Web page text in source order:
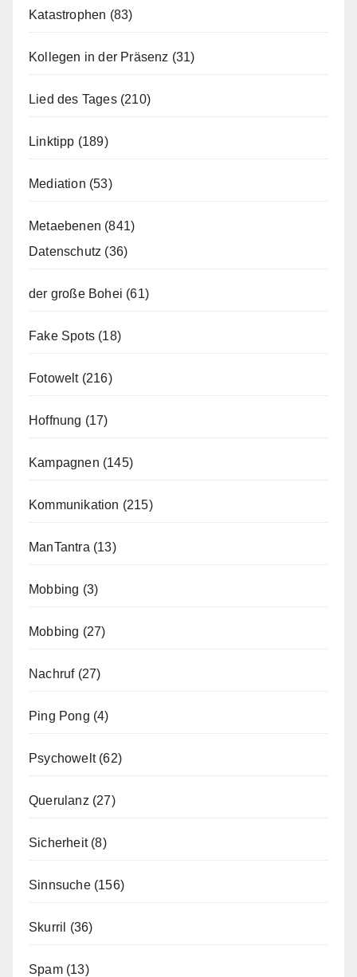
Katastrophen (83)
Kollegen in der Präsenz (31)
Lied des Tages(210)
Linktipp (189)
Mediation (53)
Metaebenen (841)
Datenschutz (36)
der große Bohei (61)
Fake Spots (18)
Fotowelt(216)
Hoffnung (17)
Kampagnen (145)
Kommunikation (215)
ManTantra (13)
Mobbing (3)
Mobbing (27)
Nachruf(27)
Ping Pong (4)
Psychowelt(62)
Querulanz (27)
Sicherheit(8)
Sinnsuche(156)
Skurril (36)
Spam(13)